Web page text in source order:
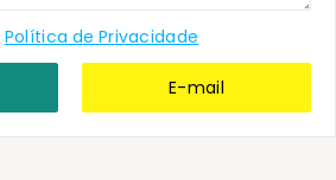
Política de Privacidade
E-mail